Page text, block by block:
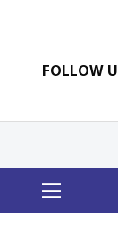
FOLLOW